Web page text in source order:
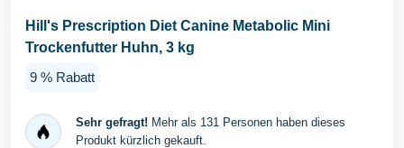
Hill's Prescription Diet Canine Metabolic Mini
Trockenfutter Huhn, 3 kg
9 % Rabatt
Sehr gefragt! Mehr als 131 Personen haben dieses
Produkt kürzlich gekauft.